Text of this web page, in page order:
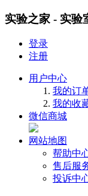
实验之家 - 实验
登录
注册
用户中心
我的订
我的收
微信商城
网站地图
帮助中
售后服
投诉中